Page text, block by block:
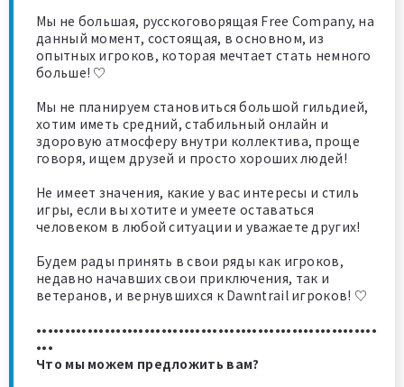
Мы не большая, русскоговорящая Free Company, на
данный момент, состоящая, в основном, из
опытных игроков, которая мечтает стать немного
больше! ♡
Мы не планируем становиться большой гильдией,
хотим иметь средний, стабильный онлайн и
здоровую атмосферу внутри коллектива, проще
говоря, ищем друзей и просто хороших людей!
Не имеет значения, какие у вас интересы и стиль
игры, если вы хотите и умеете оставаться
человеком в любой ситуации и уважаете других!
Будем рады принять в свои ряды как игроков,
недавно начавших свои приключения, так и
ветеранов, и вернувшихся к Dawntrail игроков! ♡
••••••••••••••••••••••••••••••••••••••••••••••••••••••••••••
•••
Что мы можем предложить вам?